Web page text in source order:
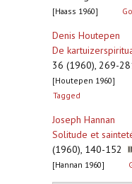
[Haass 1960]
Denis Houtepen
De
36 (1960), 269-
[Houtepen 1960]
Tagged
Joseph Hannan
Solitude et
(1960), 140-152
[Hannan 1960]